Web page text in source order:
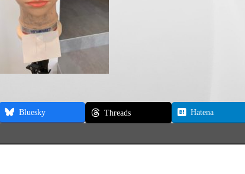
Bluesky Threads Hatena